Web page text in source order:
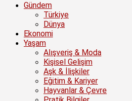
Gündem
Türkiye
Dünya
Ekonomi
Yaşam
Alışveriş & Moda
Kişisel Gelişim
Aşk & İlişkiler
Eğitim & Kariyer
Hayvanlar & Çevre